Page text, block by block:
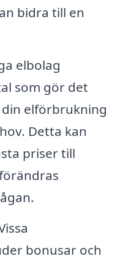
bidra till en
elbolag
som gör det
elförbrukning
Detta kan
priser till
bonusar och